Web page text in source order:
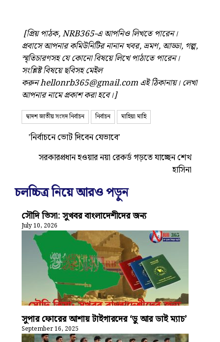
[প্রিয় পাঠক, NRB365-এ আপনিও লিখতে পারেন।
প্রবাসে আপনার কমিউনিটির নানান খবর, ভ্রমণ, আড্ডা, গল্প,
স্মৃতিচারণসহ যে কোনো বিষয়ে লিখে পাঠাতে পারেন।
সংশ্লিষ্ট বিষয়ে ছবিসহ মেইল
করুনhellonrb365@gmail.comএই ঠিকানায়। লেখা
আপনার নামে প্রকাশ করা হবে।]
দ্বাদশ জাতীয় সংসদ নির্বাচন নির্বাচন মাহিয়া মাহি
'নির্বাচনে ভোট দিবেন যেভাবে'
সরকারপ্রধান হওয়ার নয়া রেকর্ড গড়তে যাচ্ছেন শেখ
হাসিনা
চলচ্চিত্র নিয়ে আরও পড়ুন
সৌদি ভিসা: সুখবর বাংলাদেশীদের জন্য
July 10, 2026
সুপার ফোরের আশায় টাইগারদের ‘ডু আর ডাই ম্যাচ’
September 16, 2025